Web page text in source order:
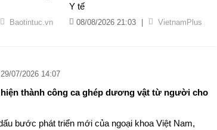
Baotintuc.vn
Y tế
08/08/2026 21:03 VietnamPlus
29/07/2026 14:07
thành công ca ghép dương vật từ người cho
bước phát triển mới của ngoại khoa Việt Nam,